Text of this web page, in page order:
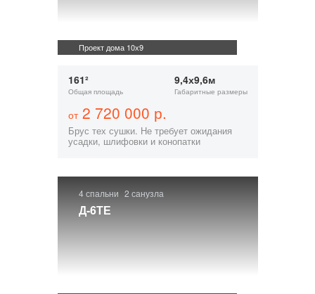
Проект дома 10х9
161²
Общая площадь
9,4х9,6м
Габаритные размеры
от2 720 000 р.
Брус тех сушки. Не требует ожидания
усадки, шлифовки и конопатки
4 спальни 2 санузла
Д-6ТЕ